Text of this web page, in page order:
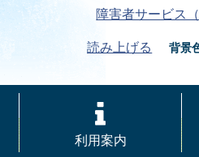
障害者サービス
読み上げる 背景
利用案内